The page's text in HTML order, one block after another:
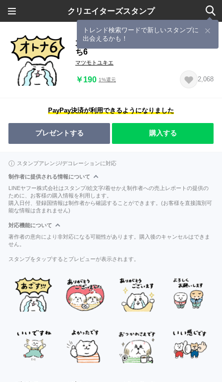
クリエイターズスタンプ
トレンド検索ワードで新しいスタンプに
出会えるかも！
大人の風が吹いた敬語のマルちゃんた
ち6
マツモトユキエ
￥190 1%還元 2,068
PayPay決済が利用できるようになりました
プレゼントする 購入する
スタンプアレンジ/デコレーションに対応
制作者に提供される情報について
LINEヤフー株式会社はスタンプ/絵文字/着せかえ制作者への売上レポートの提供の
ために、お客様の購入情報を利用します。
購入日付、登録国情報は制作者から確認することができます。(お客様を直接識別可
能な情報は含まれません)
対応機能について
著作者の意向により非対応になる可能性があります。購入後のキャンセルはできま
せん。
スタンプをタップするとプレビューが表示されます。